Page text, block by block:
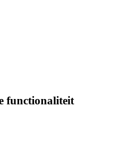
functionaliteit